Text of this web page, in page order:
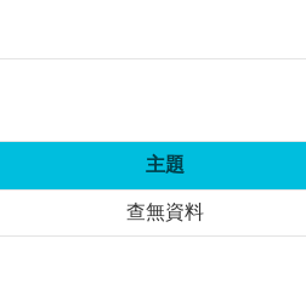
主題
查無資料